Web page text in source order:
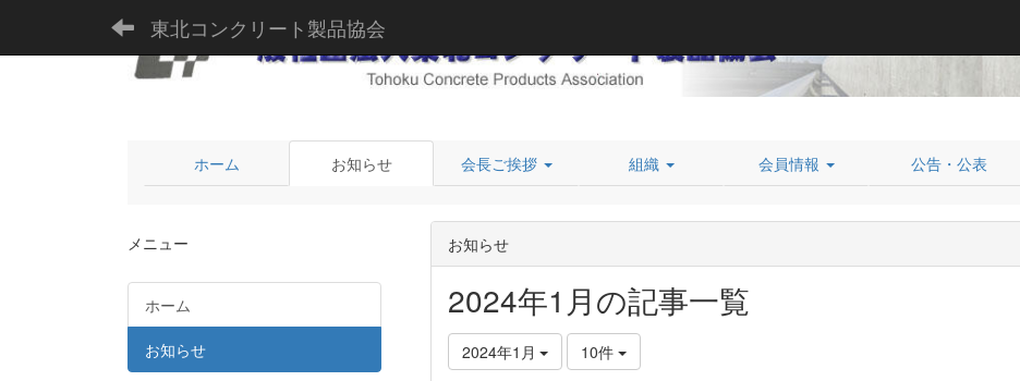
東北コンクリート製品協会
ホーム お知らせ 会長ご挨拶 組織 会員情報 公告・公表
お知らせ
2024年1月の記事一覧
2024年1月 10件
メニュー
ホーム
お知らせ